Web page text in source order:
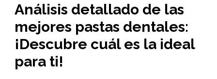
Análisis detallado de las
mejores pastas dentales:
¡Descubre cuál es la ideal
para ti!